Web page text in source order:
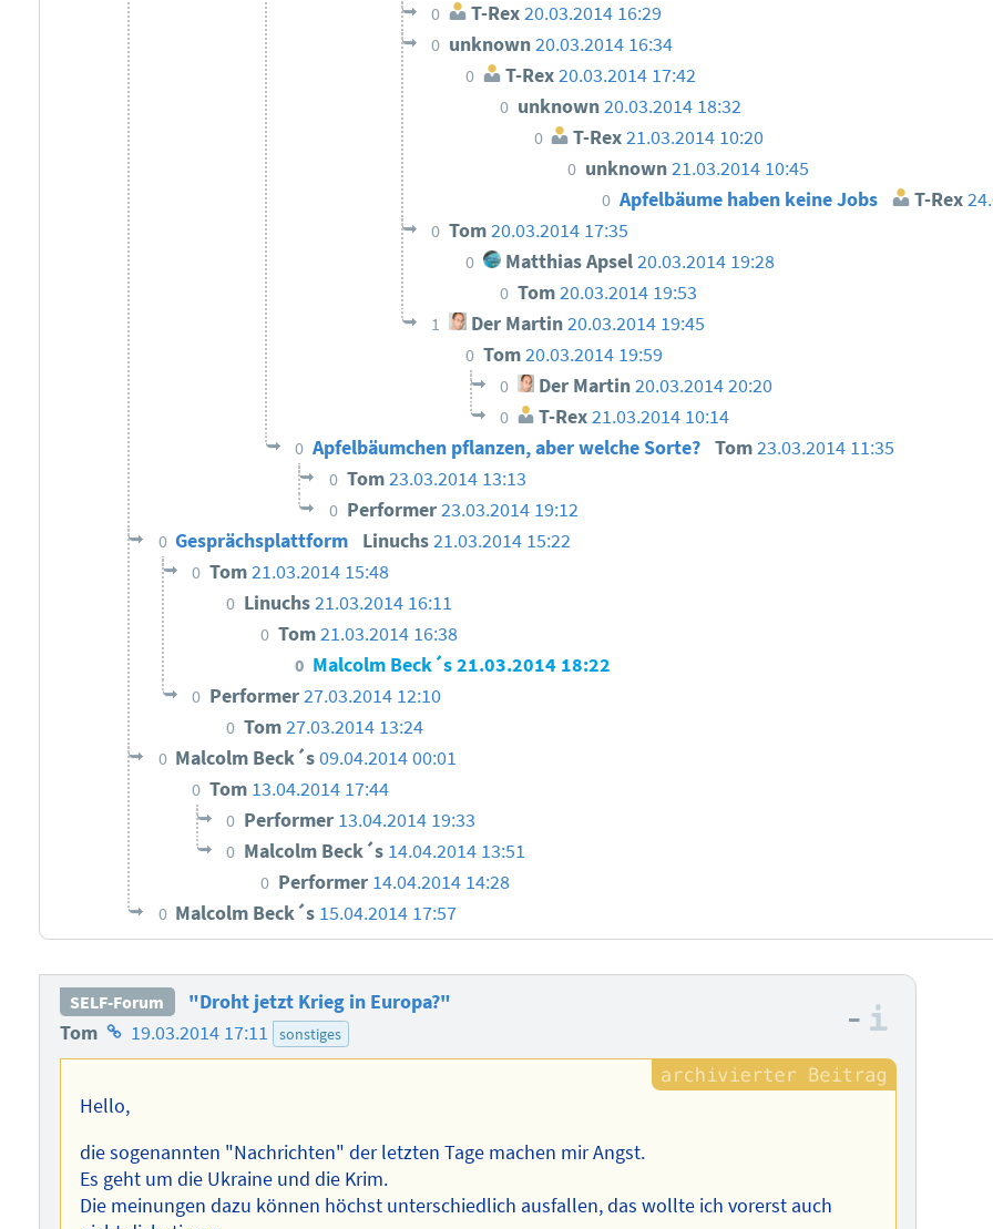
0 T-Rex20.03.2014 16:29
0 unknown20.03.2014 16:34
0 T-Rex20.03.2014 17:42
0 unknown20.03.2014 18:32
0 T-Rex21.03.2014 10:20
0 unknown21.03.2014 10:45
0 Apfelbäume haben keine Jobs T-Rex
0 Tom20.03.2014 17:35
0 Matthias Apsel20.03.2014 19:28
0 Tom20.03.2014 19:53
1 Der Martin20.03.2014 19:45
0 Tom20.03.2014 19:59
0 Der Martin 20.03.2014 20:20
0 T-Rex 21.03.2014 10:14
0 Apfelbäumchen pflanzen, aber welche Sorte? Tom23.03.2014 11:35
0 Tom23.03.2014 13:13
0 Performer23.03.2014 19:12
0 Gesprächsplattform Linuchs21.03.2014 15:22
0 Tom21.03.2014 15:48
0 Linuchs21.03.2014 16:11
0 Tom21.03.2014 16:38
0 Malcolm Beck´s21.03.2014 18:22
0 Performer27.03.2014 12:10
0 Tom27.03.2014 13:24
0 Malcolm Beck´s09.04.2014 00:01
0 Tom 13.04.2014 17:44
0 Performer 13.04.2014 19:33
0 Malcolm Beck´s 14.04.2014 13:51
0 Performer 14.04.2014 14:28
0 Malcolm Beck´s 15.04.2014 17:57
SELF-Forum
"Droht jetzt Krieg in Europa?"
Tom Homepage
des
Autors
19.03.2014 17:11 sonstiges –
Hello,
die sogenannten "Nachrichten" der letzten Tage machen mir Angst.
Es geht um die Ukraine und die Krim.
Die meinungen dazu können höchst unterschiedlich ausfallen, das wollte ich vorerst auch